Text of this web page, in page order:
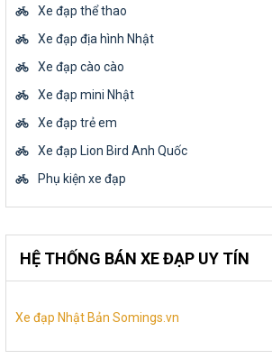
Xe đạp thể thao
Xe đạp địa hình Nhật
Xe đạp cào cào
Xe đạp mini Nhật
Xe đạp trẻ em
Xe đạp Lion Bird Anh Quốc
Phụ kiện xe đạp
HỆ THỐNG BÁN XE ĐẠP UY TÍN
Xe đạp Nhật Bản Somings.vn